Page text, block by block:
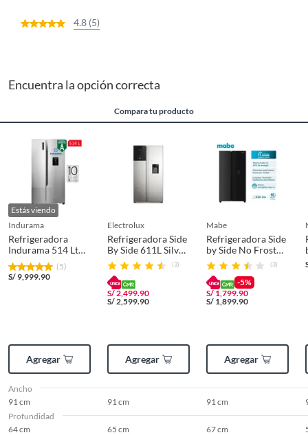
4.8 (5)
Encuentra la opción correcta
Compara tu producto
Estás viendo
indurama
Refrigeradora
Indurama 514 Lt
Side by Side RI-
789D Silver(5)
S/9,999.90
Agregar
electrolux
Refrigeradora Side
By Side 611L Silver
ERS65F2P5BI
(3)
S/2,499.90
S/2,599.90
Agregar
mabe
Refrigeradora Side
by Side No Frost
520 Litros Black
Steel
MSD565QMLSP0
(3)
-5%
S/ 1,799.90
S/ 1,899.90
Agregar
Ancho
91 cm
91 cm 91 cm
Profundidad
64 cm
65 cm 67 cm